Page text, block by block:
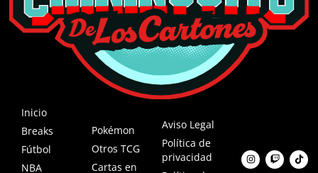
Inicio
Breaks
Fútbol
NBA
Pokémon
Otros TCG
Cartas en
Aviso Legal
Política de
privacidad